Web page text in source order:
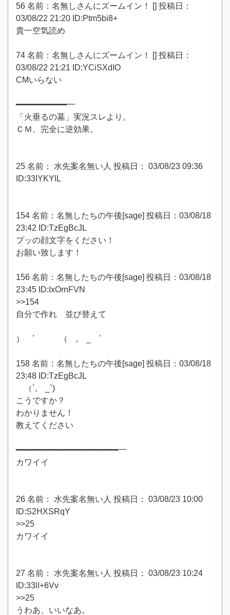
56 名前：名無しさんにズームイン！ [] 投稿日：
03/08/22 21:20 ID:Ptm5bi8+
貴一空気読め
74 名前：名無しさんにズームイン！ [] 投稿日：
03/08/22 21:21 ID:YCiSXdIO
CMいらない
━━━━━━━━━━一
「火垂るの墓」実況スレより。
ＣＭ、完全に逆効果。
25 名前： 水先案名無い人 投稿日： 03/08/23 09:36
ID:33IYKYlL
154 名前：名無したちの午後[sage] 投稿日：03/08/18
23:42 ID:TzEgBcJL
プッの顔文字をください！
お願い致します！
156 名前：名無したちの午後[sage] 投稿日：03/08/18
23:45 ID:IxOrnFVN
>>154
自分で作れ 並び替えて
） ´ ゝ （ , _ `
158 名前：名無したちの午後[sage] 投稿日：03/08/18
23:48 ID:TzEgBcJL
（´, _`)ゝ
こうですか？
わかりません！
教えてください
━━━━━━━━━━━━━━━━━━━━一
カワイイ
26 名前： 水先案名無い人 投稿日： 03/08/23 10:00
ID:S2HXSRqY
>>25
カワイイ
27 名前： 水先案名無い人 投稿日： 03/08/23 10:24
ID:33lI+6Vv
>>25
うわあ、いいなあ。